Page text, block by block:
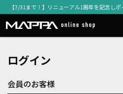
【7/31まで！】リニューアル1周年を記念し
ログイン
会員のお客様